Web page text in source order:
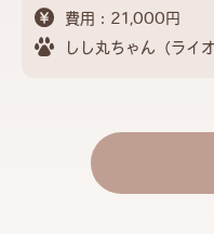
費用：21,000円
しし丸ちゃん（ライ